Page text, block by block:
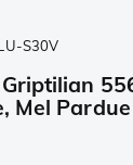
S30V
Mel